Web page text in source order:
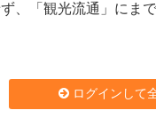
、「観光流通」にま
ログインして